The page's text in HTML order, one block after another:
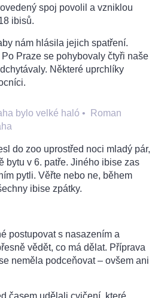
spoj povolil a vzniklou
ibisů.
nám hlásila jejich spatření.
Praze se pohybovaly čtyři naše
Některé uprchlíky
bylo velké haló •
Roman
do zoo uprostřed noci mladý pár,
bytu v 6. patře. Jiného ibise zas
pytli. Věřte nebo ne, během
ibise zpátky.
postupovat s nasazením a
vědět, co má dělat. Příprava
neměla podceňovat – ovšem ani